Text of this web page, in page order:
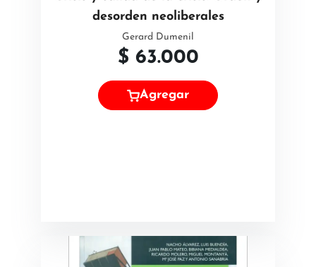
desorden neoliberales
Gerard Dumenil
$ 63.000
Agregar